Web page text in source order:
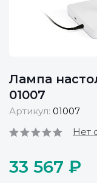
Лампа
01007
Артикул: 01007
Нет
33 567 ₽